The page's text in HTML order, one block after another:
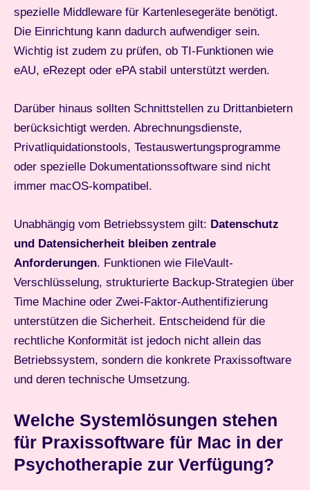
spezielle Middleware für Kartenlesegeräte benötigt.
Die Einrichtung kann dadurch aufwendiger sein.
Wichtig ist zudem zu prüfen, ob TI-Funktionen wie
eAU, eRezept oder ePA stabil unterstützt werden.
Darüber hinaus sollten Schnittstellen zu Drittanbietern
berücksichtigt werden. Abrechnungsdienste,
Privatliquidationstools, Testauswertungsprogramme
oder spezielle Dokumentationssoftware sind nicht
immer macOS-kompatibel.
Unabhängig vom Betriebssystem gilt: Datenschutz
und Datensicherheit bleiben zentrale
Anforderungen. Funktionen wie FileVault-
Verschlüsselung, strukturierte Backup-Strategien über
Time Machine oder Zwei-Faktor-Authentifizierung
unterstützen die Sicherheit. Entscheidend für die
rechtliche Konformität ist jedoch nicht allein das
Betriebssystem, sondern die konkrete Praxissoftware
und deren technische Umsetzung.
Welche Systemlösungen stehen
für Praxissoftware für Mac in der
Psychotherapie zur Verfügung?